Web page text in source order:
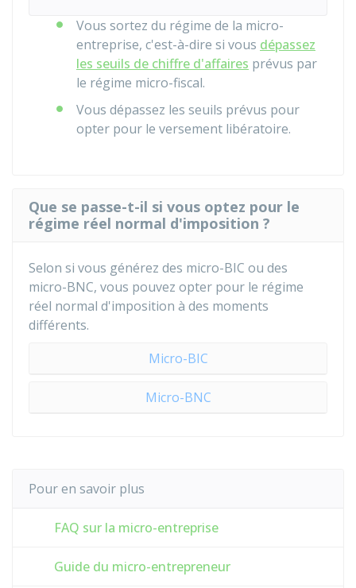
Vous sortez du régime de la micro-
entreprise, c'est-à-dire si vous dépassez
les seuils de chiffre d'affaires prévus par
le régime micro-fiscal.
Vous dépassez les seuils prévus pour
opter pour le versement libératoire.
Que se passe-t-il si vous optez pour le
régime réel normal d'imposition ?
Selon si vous générez des micro-BIC ou des
micro-BNC, vous pouvez opter pour le régime
réel normal d'imposition à des moments
différents.
Micro-BIC
Micro-BNC
Pour en savoir plus
FAQ sur la micro-entreprise
Guide du micro-entrepreneur